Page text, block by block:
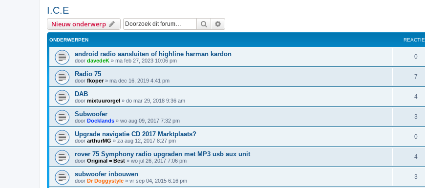
I.C.E
Nieuw onderwerp Zoek
ONDERWERPEN
android radio aansluiten of highline harman kardon
door davedeK » ma feb 27, 2023 10:06 pm
0
Radio 75
door fkoper» ma dec 16, 2019 4:41 pm
7
DAB
door mixtuurorgel » do mar 29, 2018 9:36 am
4
Subwoofer
door Docklands » wo aug 09, 2017 7:32 pm
3
Upgrade navigatie CD 2017 Marktplaats?
door arthurMG » za aug 12, 2017 8:27 pm
0
rover 75 Symphony radio upgraden met MP3 usb aux unit
door Original = Best » wo jul 26, 2017 7:06 pm
4
subwoofer inbouwen
door Dr Doggystyle » vr sep 04, 2015 6:16 pm
3